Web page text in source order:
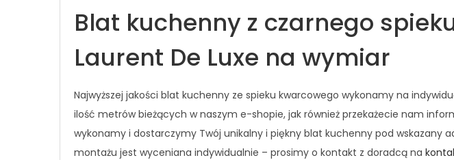
Blat kuchenny z czarnego
Laurent De Luxe na wymiar
Najwyższej jakości blat kuchenny ze spieku kwarcowego wykonamy na
ilość metrów bieżących w naszym e-shopie, jak również przekażecie nam
wykonamy i dostarczymy Twój unikalny i piękny blat kuchenny pod wskazany
montażu jest wyceniana indywidualnie – prosimy o kontakt z doradcą na